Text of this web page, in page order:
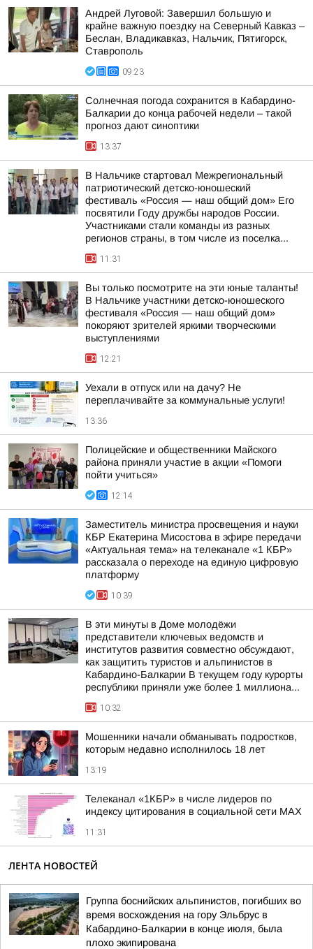
Андрей Луговой: Завершил большую и
крайне важную поездку на Северный Кавказ –
Беслан, Владикавказ, Нальчик, Пятигорск,
Ставрополь
09:23
Солнечная погода сохранится в Кабардино-
Балкарии до конца рабочей недели – такой
прогноз дают синоптики
13:37
В Нальчике стартовал Межрегиональный
патриотический детско-юношеский
фестиваль «Россия — наш общий дом» Его
посвятили Году дружбы народов России.
Участниками стали команды из разных
регионов страны, в том числе из поселка...
11:31
Вы только посмотрите на эти юные таланты!
В Нальчике участники детско-юношеского
фестиваля «Россия — наш общий дом»
покоряют зрителей яркими творческими
выступлениями
12:21
Уехали в отпуск или на дачу? Не
переплачивайте за коммунальные услуги!
13:36
Полицейские и общественники Майского
района приняли участие в акции «Помоги
пойти учиться»
12:14
Заместитель министра просвещения и науки
КБР Екатерина Мисостова в эфире передачи
«Актуальная тема» на телеканале «1 КБР»
рассказала о переходе на единую цифровую
платформу
10:39
В эти минуты в Доме молодёжи
представители ключевых ведомств и
институтов развития совместно обсуждают,
как защитить туристов и альпинистов в
Кабардино-Балкарии В текущем году курорты
республики приняли уже более 1 миллиона...
10:32
Мошенники начали обманывать подростков,
которым недавно исполнилось 18 лет
13:19
Телеканал «1КБР» в числе лидеров по
индексу цитирования в социальной сети MAX
11:31
ЛЕНТА НОВОСТЕЙ
Группа боснийских альпинистов, погибших во
время восхождения на гору Эльбрус в
Кабардино-Балкарии в конце июля, была
плохо экипирована